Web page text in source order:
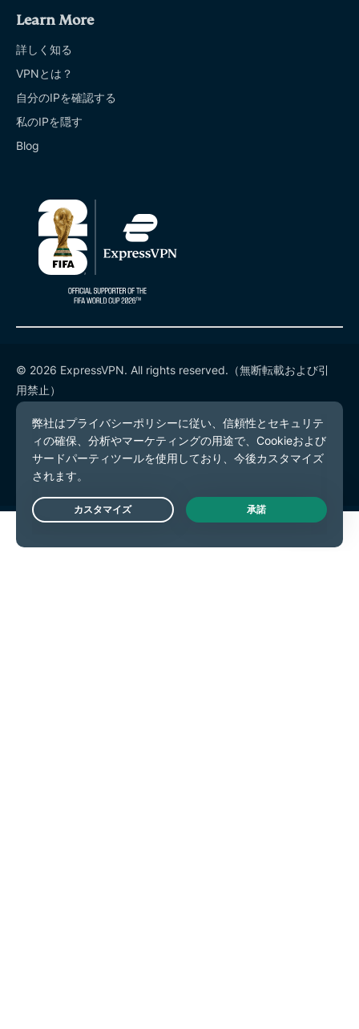
Learn More
詳しく知る
VPNとは？
自分のIPを確認する
私のIPを隠す
Blog
© 2026 ExpressVPN. All rights reserved.（無断転載および引
用禁止）
プライバシーポリシー
利用規約
Cookieの設定
Live Chat